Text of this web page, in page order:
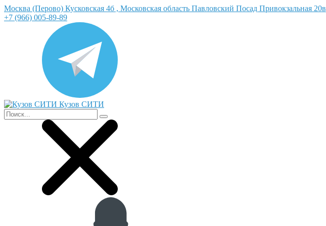
Москва (Перово) Кусковская 4б , Московская область Павловский Посад Привокзальная 20в
+7 (966) 005-89-89
Кузов СИТИ